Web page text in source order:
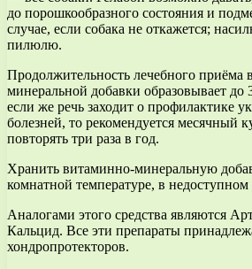
до порошкообразного состояния и
случае, если собака не откажется;
пилюлю.
Продолжительность лечебного приёма
минеральной добавки образовывает до
если же речь заходит о профилактике
болезней, то рекомендуется месячный
повторять три раза в год.
Хранить витаминно-минеральную
комнатной температуре, в недоступном
Аналогами этого средства являются
Кальцид. Все эти препараты
хондропротекторов.